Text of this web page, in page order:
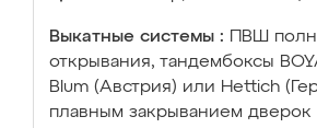
Выкатные системы :
ПВШ
открывания, тандембоксы
Blum (Австрия) или Hettich
плавным закрыванием дверок